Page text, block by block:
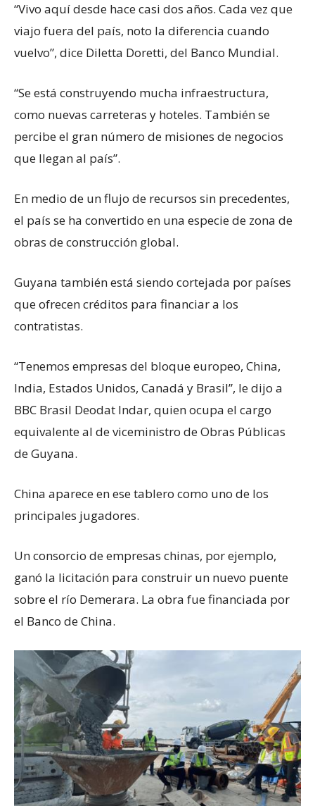
“Vivo aquí desde hace casi dos años. Cada vez que
viajo fuera del país, noto la diferencia cuando
vuelvo”, dice Diletta Doretti, del Banco Mundial.
“Se está construyendo mucha infraestructura,
como nuevas carreteras y hoteles. También se
percibe el gran número de misiones de negocios
que llegan al país”.
En medio de un flujo de recursos sin precedentes,
el país se ha convertido en una especie de zona de
obras de construcción global.
Guyana también está siendo cortejada por países
que ofrecen créditos para financiar a los
contratistas.
“Tenemos empresas del bloque europeo, China,
India, Estados Unidos, Canadá y Brasil”, le dijo a
BBC Brasil Deodat Indar, quien ocupa el cargo
equivalente al de viceministro de Obras Públicas
de Guyana.
China aparece en ese tablero como uno de los
principales jugadores.
Un consorcio de empresas chinas, por ejemplo,
ganó la licitación para construir un nuevo puente
sobre el río Demerara. La obra fue financiada por
el Banco de China.